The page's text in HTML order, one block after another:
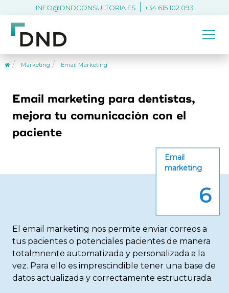
INFO@DNDCONSULTORIA.ES +34 615 102 093
Marketing Email Marketing
Email marketing para dentistas,
mejora tu comunicación con el
paciente
El email marketing nos permite enviar correos a
tus pacientes o potenciales pacientes de manera
totalmnente automatizada y personalizada a la
vez. Para ello es imprescindible tener una base de
datos actualizada y correctamente estructurada.
Email
marketing
6